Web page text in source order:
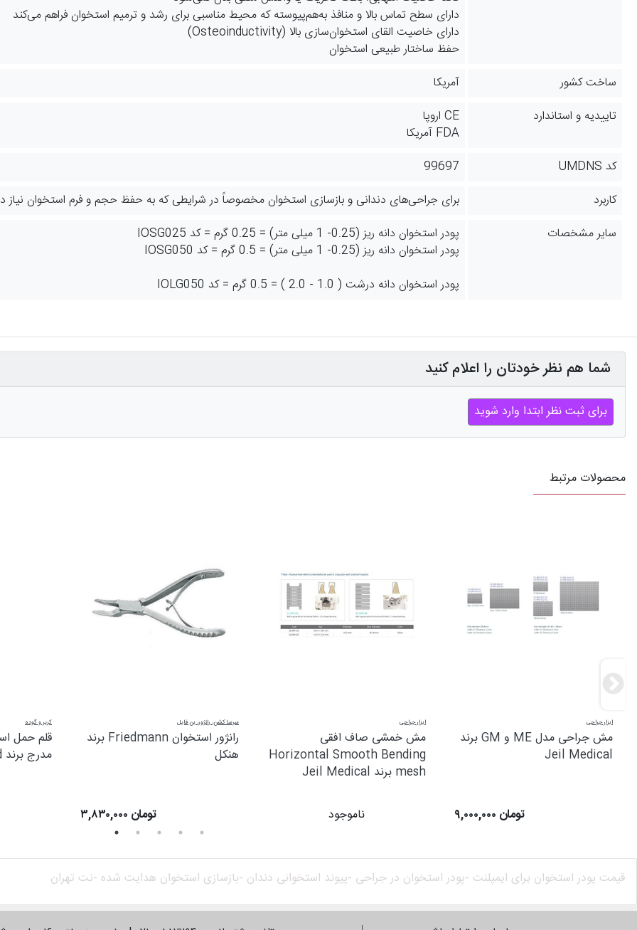
دارای سطح تماس بالا و منافذ به‌هم‌پیوسته که محیط مناسبی برای رشد و ترمیم استخوان فراهم می‌کند
دارای خاصیت القای استخوان‌سازی بالا (Osteoinductivity)
حفظ ساختار طبیعی استخوان
ساخت کشور
آمریکا
تاییدیه و استاندارد
CE اروپا
FDA آمریکا
کد UMDNS
99697
کاربرد
برای جراحی‌های دندانی و بازسازی استخوان مخصوصاً در شرایطی که به حفظ حجم و فرم استخوان نیاز
سایر مشخصات
پودر استخوان دانه ریز (0.25- 1 میلی متر) = 0.25 گرم = کد IOSG025
پودر استخوان دانه ریز (0.25- 1 میلی متر) = 0.5 گرم = کد IOSG050
پودر استخوان دانه درشت ( 1.0 - 2.0 ) = 0.5 گرم = کد IOLG050
شما هم نظر خودتان را اعلام کنید
برای ثبت نظر ابتدا وارد شوید
محصولات مرتبط
ابزار جراحی
مش جراحی مدل ME و GM برند
Jeil Medical
۹,۰۰۰,۰۰۰ تومان
ابزار جراحی
مش خمشی صاف افقی
Horizontal Smooth Bending
mesh برند Jeil Medical
ناموجود
سرساکشن، رانژور، بن فایل
رانژور استخوان Friedmann برند
هنکل
۳,۸۳۰,۰۰۰ تومان
کریر و گوده
قلم حمل
مدرج برند Ar Instrumed
قیمت پودر استخوان برای ایمپلنت -پودر استخوان در جراحی -پیوند استخوانی دندان -بازسازی استخوان هدایت شده -نت تهران